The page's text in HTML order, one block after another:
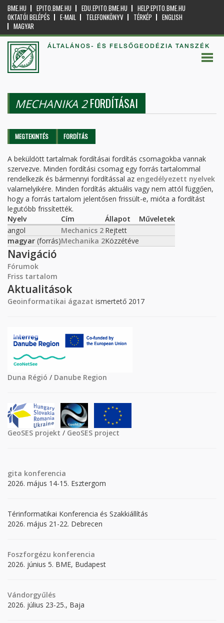
BME.HU EPITO.BME.HU EDU.EPITO.BME.HU
HELP.EPITO.BME.HU
OKTATÓI BELÉPÉS
E-MAIL TELEFONKÖNYV TÉRKÉP
ENGLISH
MAGYAR
ÁLTALÁNOS- ÉS FELSŐGEODÉZIA TANSZÉK
MECHANIKA 2FORDÍTÁSAI
Elsődleges fülek
MEGTEKINTÉS FORDÍTÁS
A beküldött tartalmak fordításai fordítás csomagokba vannak
szervezve. Minden fordítási csomag egy forrás tartalommal
rendelkezik és bármennyi fordítással az engedélyezett nyelvek
valamelyikére. Minden fordítás aktuális vagy nem attól függően,
hogy a forrás tartalom jelentősen frissült-e, mióta a fordítást
legutóbb frissítették.
Nyelv
Cím Állapot
Műveletek
angol
Mechanics 2 Rejtett
magyar (forrás)Mechanika 2Közzétéve
Navigáció
Fórumok
Friss tartalom
Aktualitások
Geoinformatikai ágazat ismertető 2017
Duna Régió / Danube Region
GeoSES projekt / GeoSES project
gita konferencia
2026. május 14-15. Esztergom
Térinformatikai Konferencia és Szakkiállítás
2026. május 21-22. Debrecen
Foszforgézu konferencia
2026. június 5. BME, Budapest
Vándorgyűlés
2026. július 23-25., Baja